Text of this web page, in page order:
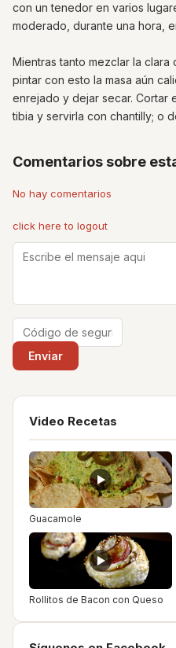
con un tenedor en varios
moderado, durante una hora,
Mientras tanto mezclar la
pintar con esto la masa aún
enrejado y dejar secar. Cortar
tibia y servirla con chantilly; o
Comentarios sobre
No hay comentarios
click here to logout
Video Recetas
Guacamole
Rollitos de Bacon con Queso